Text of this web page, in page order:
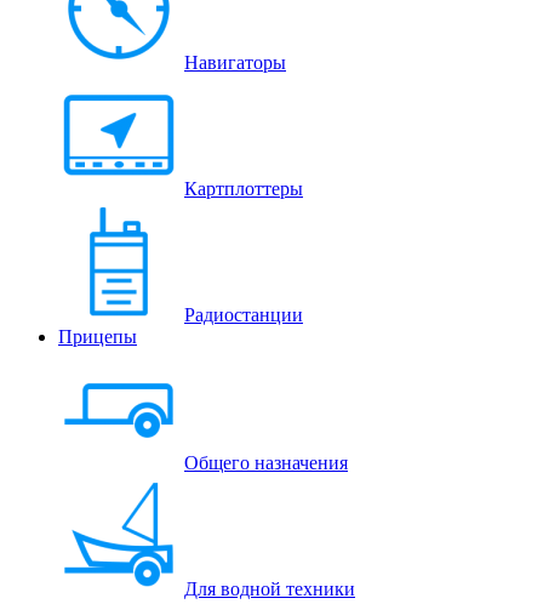
Навигаторы
Картплоттеры
Радиостанции
Прицепы
Общего назначения
Для водной техники